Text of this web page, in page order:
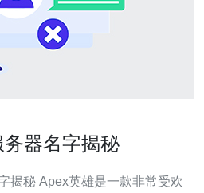
器名字揭秘
非常受欢